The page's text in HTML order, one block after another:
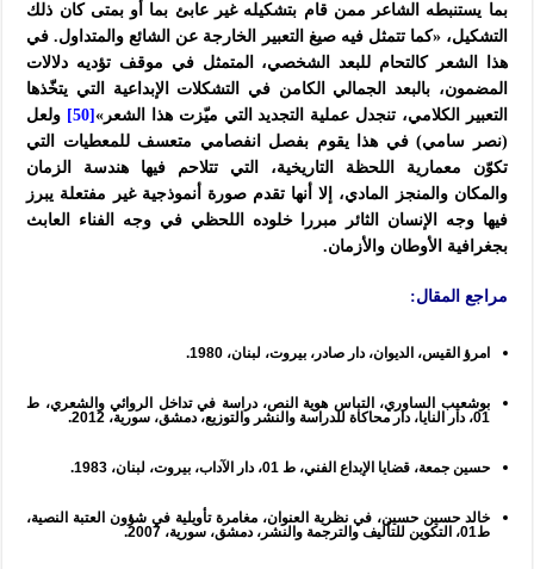
بما يستنبطه الشاعر ممن قام بتشكيله غير عابئ بما أو بمتى كان ذلك
التشكيل، «كما تتمثل فيه صيغ التعبير الخارجة عن الشائع والمتداول. في
هذا الشعر كالتحام للبعد الشخصي، المتمثل في موقف تؤديه دلالات
المضمون، بالبعد الجمالي الكامن في التشكلات الإبداعية التي يتخّذها
التعبير الكلامي، تنجدل عملية التجديد التي ميّزت هذا الشعر»[50]
ولعل
(نصر سامي) في هذا يقوم بفصل انفصامي متعسف للمعطيات التي
تكوّن معمارية اللحظة التاريخية، التي تتلاحم فيها هندسة الزمان
والمكان والمنجز المادي، إلا أنها تقدم صورة أنموذجية غير مفتعلة يبرز
فيها وجه الإنسان الثائر مبررا خلوده اللحظي في وجه الفناء العابث
بجغرافية الأوطان والأزمان.
مراجع المقال:
امرؤ القيس، الديوان، دار صادر، بيروت، لبنان، 1980.
بوشعيب الساوري، التباس هوية النص، دراسة في تداخل الروائي والشعري، ط
01، دار النايا، دار محاكاة للدراسة والنشر والتوزيع، دمشق، سورية، 2012.
حسين جمعة، قضايا الإبداع الفني، ط 01، دار الآداب، بيروت، لبنان، 1983.
خالد حسين حسين، في نظرية العنوان، مغامرة تأويلية في شؤون العتبة النصية،
ط01، التكوين للتأليف والترجمة والنشر، دمشق، سورية، 2007.